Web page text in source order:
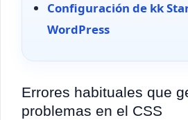
Configuración de kk
WordPress
Errores habituales que
problemas en el CSS